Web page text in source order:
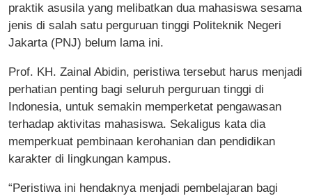
praktik asusila yang melibatkan dua mahasiswa sesama
jenis di salah satu perguruan tinggi Politeknik Negeri
Jakarta (PNJ) belum lama ini.
Prof. KH. Zainal Abidin, peristiwa tersebut harus menjadi
perhatian penting bagi seluruh perguruan tinggi di
Indonesia, untuk semakin memperketat pengawasan
terhadap aktivitas mahasiswa. Sekaligus kata dia
memperkuat pembinaan kerohanian dan pendidikan
karakter di lingkungan kampus.
“Peristiwa ini hendaknya menjadi pembelajaran bagi